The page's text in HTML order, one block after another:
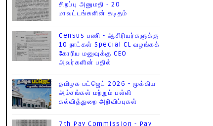
சிறப்பு அனுமதி - 20
மாவட்டங்களின் கடிதம்
Census பணி - ஆசிரியர்களுக்கு
10 நாட்கள் Special CL வழங்கக்
கோரிய மனுவுக்கு CEO
அவர்களின் பதில்
தமிழக பட்ஜெட் 2026 - முக்கிய
அம்சங்கள் மற்றும் பள்ளி
கல்வித்துறை அறிவிப்புகள்
7th Pay Commission - Pay